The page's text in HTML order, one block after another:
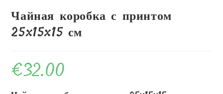
Чайная коробка с принтом
25x15x15 см
€32.00